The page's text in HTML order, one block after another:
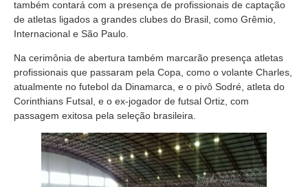
também contará com a presença de profissionais de captação
de atletas ligados a grandes clubes do Brasil, como Grêmio,
Internacional e São Paulo.
Na cerimônia de abertura também marcarão presença atletas
profissionais que passaram pela Copa, como o volante Charles,
atualmente no futebol da Dinamarca, e o pivô Sodré, atleta do
Corinthians Futsal, e o ex-jogador de futsal Ortiz, com
passagem exitosa pela seleção brasileira.